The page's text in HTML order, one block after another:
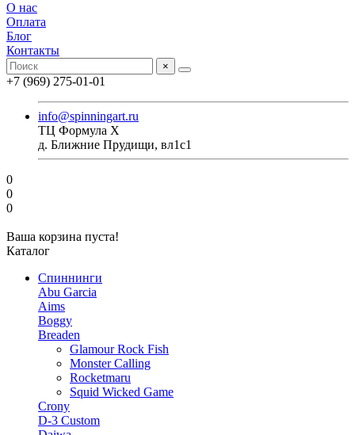
О нас
Оплата
Блог
Контакты
×
+7 (969) 275-01-01
info@spinningart.ru
ТЦ Формула X
д. Ближние Прудищи, вл1с1
0
0
0
Ваша корзина пуста!
Каталог
Спиннинги
Abu Garcia
Aims
Boggy
Breaden
Glamour Rock Fish
Monster Calling
Rocketmaru
Squid Wicked Game
Crony
D-3 Custom